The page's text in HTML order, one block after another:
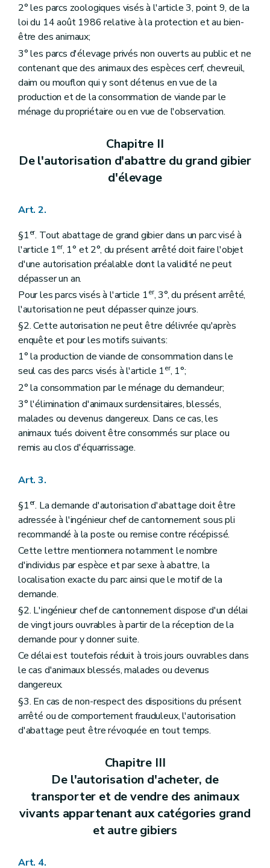
2° les parcs zoologiques visés à l'article 3, point 9, de la
loi du 14 août 1986 relative à la protection et au bien-
être des animaux;
3° les parcs d'élevage privés non ouverts au public et ne
contenant que des animaux des espèces cerf, chevreuil,
daim ou mouflon qui y sont détenus en vue de la
production et de la consommation de viande par le
ménage du propriétaire ou en vue de l'observation.
Chapitre II
De l'autorisation d'abattre du grand gibier
d'élevage
Art. 2.
§1er. Tout abattage de grand gibier dans un parc visé à
l'article 1er, 1° et 2°, du présent arrêté doit faire l'objet
d'une autorisation préalable dont la validité ne peut
dépasser un an.
Pour les parcs visés à l'article 1er, 3°, du présent arrêté,
l'autorisation ne peut dépasser quinze jours.
§2. Cette autorisation ne peut être délivrée qu'après
enquête et pour les motifs suivants:
1° la production de viande de consommation dans le
seul cas des parcs visés à l'article 1er, 1°;
2° la consommation par le ménage du demandeur;
3° l'élimination d'animaux surdensitaires, blessés,
malades ou devenus dangereux. Dans ce cas, les
animaux tués doivent être consommés sur place ou
remis au clos d'équarrissage.
Art. 3.
§1er. La demande d'autorisation d'abattage doit être
adressée à l'ingénieur chef de cantonnement sous pli
recommandé à la poste ou remise contre récépissé.
Cette lettre mentionnera notamment le nombre
d'individus par espèce et par sexe à abattre, la
localisation exacte du parc ainsi que le motif de la
demande.
§2. L'ingénieur chef de cantonnement dispose d'un délai
de vingt jours ouvrables à partir de la réception de la
demande pour y donner suite.
Ce délai est toutefois réduit à trois jours ouvrables dans
le cas d'animaux blessés, malades ou devenus
dangereux.
§3. En cas de non-respect des dispositions du présent
arrêté ou de comportement frauduleux, l'autorisation
d'abattage peut être révoquée en tout temps.
Chapitre III
De l'autorisation d'acheter, de
transporter et de vendre des animaux
vivants appartenant aux catégories grand
et autre gibiers
Art. 4.